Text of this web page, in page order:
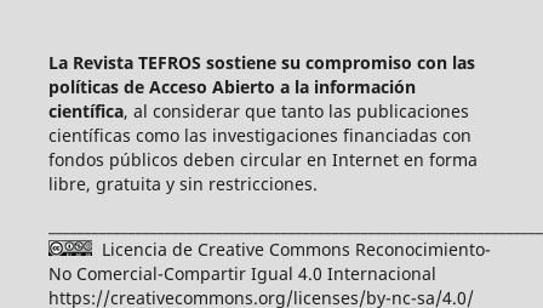
La Revista TEFROS sostiene su compromiso con las
políticas de Acceso Abierto a la información
científica, al considerar que tanto las publicaciones
científicas como las investigaciones financiadas con
fondos públicos deben circular en Internet en forma
libre, gratuita y sin restricciones.
Licencia de Creative Commons Reconocimiento-
No Comercial-Compartir Igual 4.0 Internacional
https://creativecommons.org/licenses/by-nc-sa/4.0/